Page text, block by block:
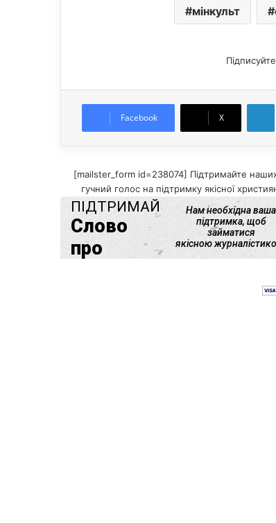
мінкульт
Facebook X
[mailster_form id=238074] Підтримайте
гучний голос на підтримку якісної